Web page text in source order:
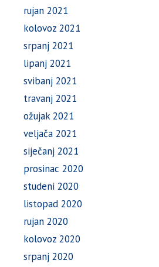
rujan 2021
kolovoz 2021
srpanj 2021
lipanj 2021
svibanj 2021
travanj 2021
ožujak 2021
veljača 2021
siječanj 2021
prosinac 2020
studeni 2020
listopad 2020
rujan 2020
kolovoz 2020
srpanj 2020